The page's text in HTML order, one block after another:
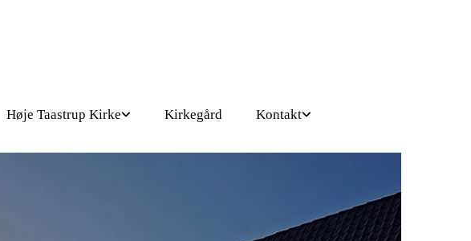
Høje Taastrup Kirke Kirkegård Kontakt